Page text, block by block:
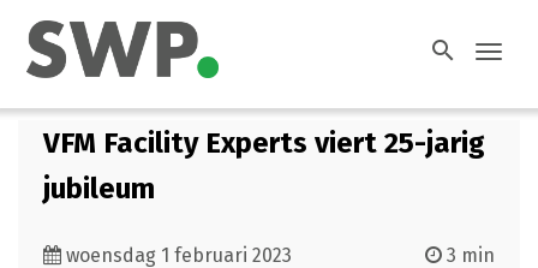
search
VFM Facility Experts viert 25-jarig
jubileum
woensdag 1 februari 2023 3 min